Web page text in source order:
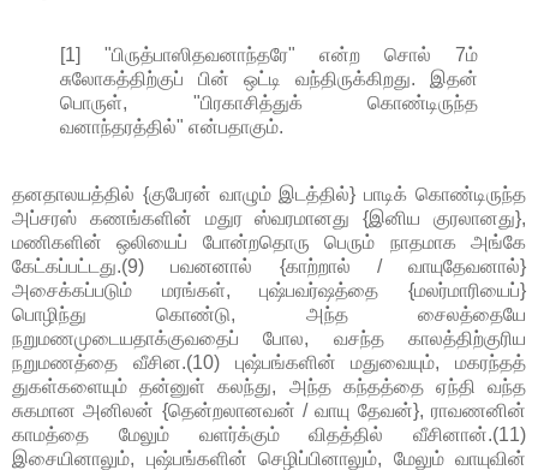
[1] "பிருத்பாஸிதவனாந்தரே" என்ற சொல் 7ம்
சுலோகத்திற்குப் பின் ஒட்டி வந்திருக்கிறது. இதன்
பொருள், "பிரகாசித்துக் கொண்டிருந்த
வனாந்தரத்தில்" என்பதாகும்.
தனதாலயத்தில் {குபேரன் வாழும் இடத்தில்} பாடிக் கொண்டிருந்த
அப்சரஸ் கணங்களின் மதுர ஸ்வரமானது {இனிய குரலானது},
மணிகளின் ஒலியைப் போன்றதொரு பெரும் நாதமாக அங்கே
கேட்கப்பட்டது.(9) பவனனால் {காற்றால் / வாயுதேவனால்}
அசைக்கப்படும் மரங்கள், புஷ்பவர்ஷத்தை {மலர்மாரியைப்}
பொழிந்து கொண்டு, அந்த சைலத்தையே
நறுமணமுடையதாக்குவதைப் போல, வசந்த காலத்திற்குரிய
நறுமணத்தை வீசின.(10) புஷ்பங்களின் மதுவையும், மகரந்தத்
துகள்களையும் தன்னுள் கலந்து, அந்த கந்தத்தை ஏந்தி வந்த
சுகமான அனிலன் {தென்றலானவன் / வாயு தேவன்}, ராவணனின்
காமத்தை மேலும் வளர்க்கும் விதத்தில் வீசினான்.(11)
இசையினாலும், புஷ்பங்களின் செழிப்பினாலும், மேலும் வாயுவின்